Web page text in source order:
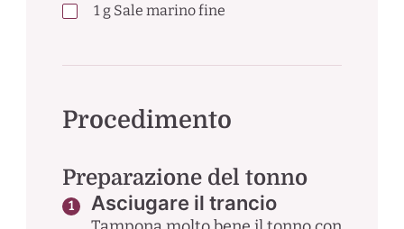
1 gSale marino fine
Procedimento
Preparazione del tonno
Asciugare il trancio